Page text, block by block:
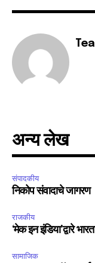
I've read and
अन्य लेख
संपादकीय
निकोप संवादाचे जागरण
राजकीय
‘मेक इन इंडिया’द्वारे
सामाजिक